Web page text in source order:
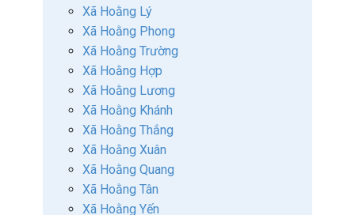
Xã Hoằng Lý
Xã Hoằng Phong
Xã Hoằng Trường
Xã Hoằng Hợp
Xã Hoằng Lương
Xã Hoằng Khánh
Xã Hoằng Thắng
Xã Hoằng Xuân
Xã Hoằng Quang
Xã Hoằng Tân
Xã Hoằng Yến